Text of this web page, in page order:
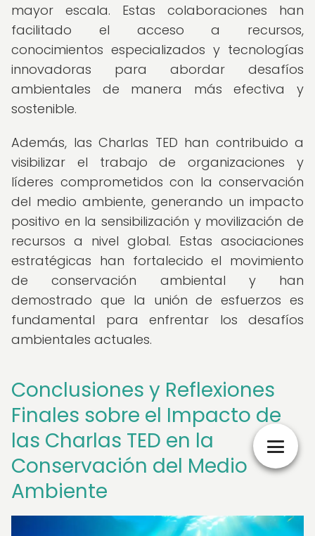
mayor escala. Estas colaboraciones han
facilitado el acceso a recursos,
conocimientos especializados y tecnologías
innovadoras para abordar desafíos
ambientales de manera más efectiva y
sostenible.
Además, las Charlas TED han contribuido a
visibilizar el trabajo de organizaciones y
líderes comprometidos con la conservación
del medio ambiente, generando un impacto
positivo en la sensibilización y movilización de
recursos a nivel global. Estas asociaciones
estratégicas han fortalecido el movimiento
de conservación ambiental y han
demostrado que la unión de esfuerzos es
fundamental para enfrentar los desafíos
ambientales actuales.
Conclusiones y Reflexiones
Finales sobre el Impacto de
las Charlas TED en la
Conservación del Medio
Ambiente